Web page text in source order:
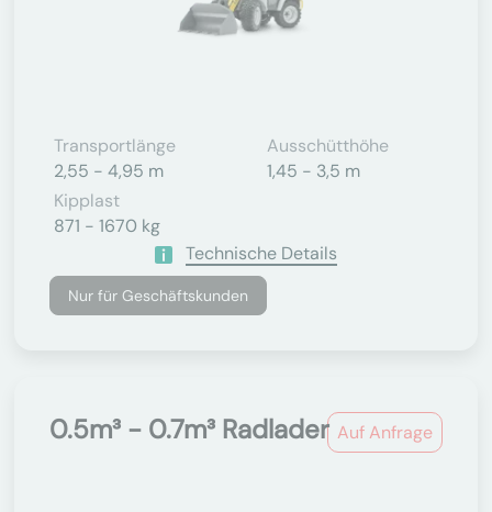
Transportlänge
2,55 - 4,95 m
Ausschütthöhe
1,45 - 3,5 m
Kipplast
871 - 1670 kg
Technische Details
Nur für Geschäftskunden
Auf Anfrage
0.5m³ - 0.7m³ Radlader